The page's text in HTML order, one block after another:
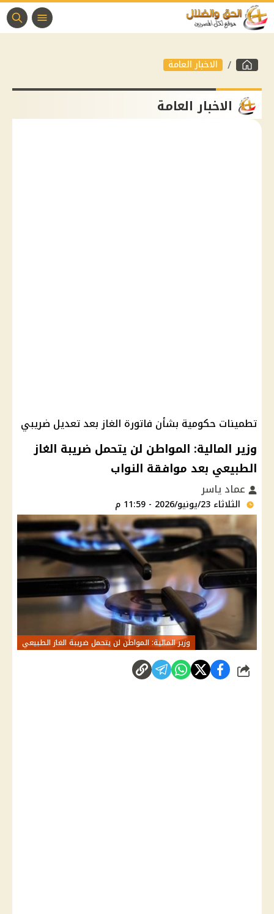
الاخبار العامة
الاخبار العامة
تطمينات حكومية بشأن فاتورة الغاز بعد تعديل ضريبي
وزير المالية: المواطن لن يتحمل ضريبة الغاز
الطبيعي بعد موافقة النواب
عماد ياسر
الثلاثاء 23/يونيو/2026 - 11:59 م
وزير المالية: المواطن لن يتحمل ضريبة الغاز الطبيعي
شارك